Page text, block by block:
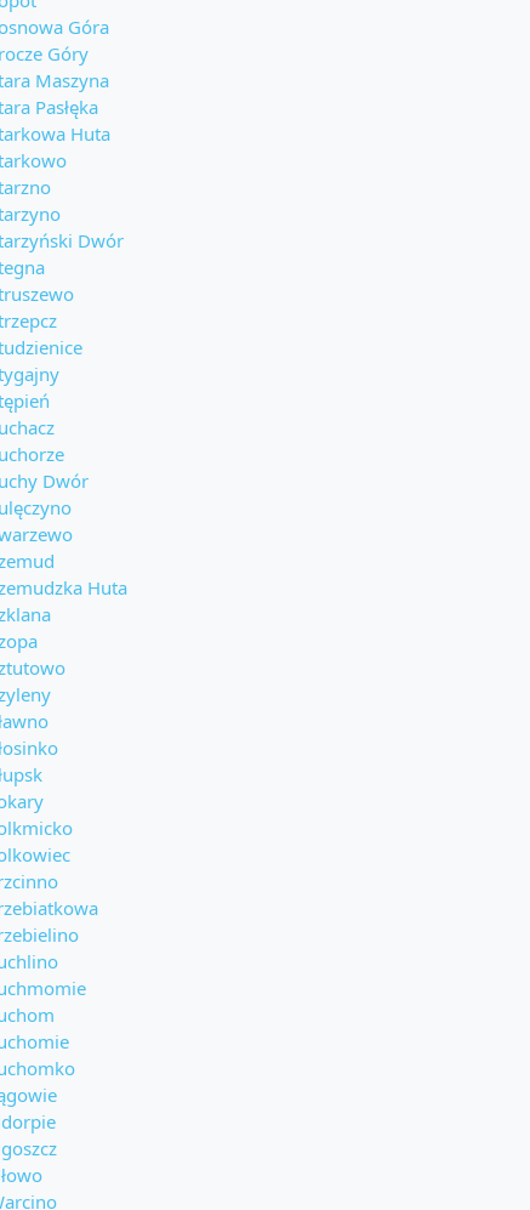
Góra
Góry
Maszyna
Pasłęka
Huta
Dwór
Dwór
Huta